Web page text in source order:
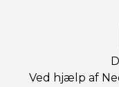
Ved hjælp af